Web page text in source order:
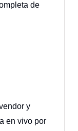
de
y
en vivo por